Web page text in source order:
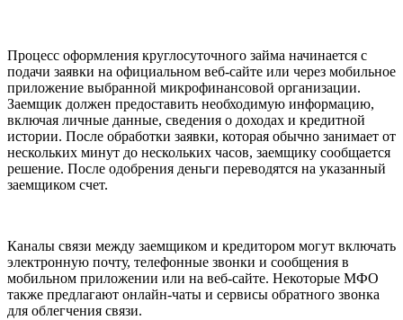
Процесс оформления круглосуточного займа начинается с
подачи заявки на официальном веб-сайте или через мобильное
приложение выбранной микрофинансовой организации.
Заемщик должен предоставить необходимую информацию,
включая личные данные, сведения о доходах и кредитной
истории. После обработки заявки, которая обычно занимает от
нескольких минут до нескольких часов, заемщику сообщается
решение. После одобрения деньги переводятся на указанный
заемщиком счет.
Каналы связи между заемщиком и кредитором могут включать
электронную почту, телефонные звонки и сообщения в
мобильном приложении или на веб-сайте. Некоторые МФО
также предлагают онлайн-чаты и сервисы обратного звонка
для облегчения связи.